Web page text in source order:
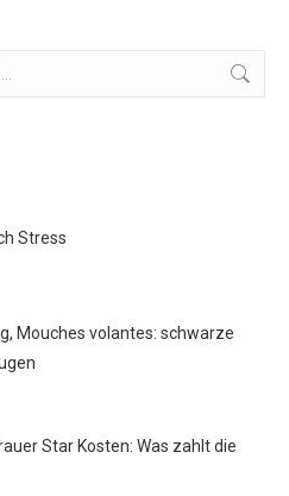
Stress
Mouches volantes: schwarze
Star Kosten: Was zahlt die